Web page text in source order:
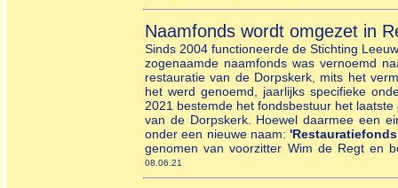
Naamfonds wordt omgezet in
Sinds 2004 functioneerde de Stichting
zogenaamde naamfonds was vernoemd
restauratie van de Dorpskerk, mits het
het werd genoemd, jaarlijks specifieke
2021 bestemde het fondsbestuur het
van de Dorpskerk. Hoewel daarmee een
onder een nieuwe naam:
genomen van voorzitter Wim de Regt en
08.06.21